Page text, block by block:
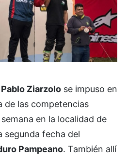
Ziarzolo se impuso en
de las competencias
en la localidad de
segunda fecha del
Pampeano. También allí